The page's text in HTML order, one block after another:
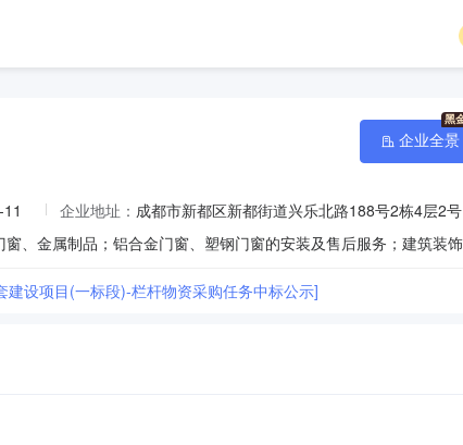
企业地址： 成都市新都区新都街道兴乐北路188号2栋4层2号
设项目(一标段)-栏杆物资采购任务中标公示]
企业全景